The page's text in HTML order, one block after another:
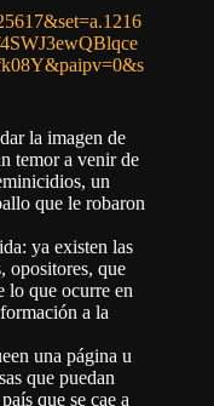
la imagen de
temor a venir de
un
que le robaron
ya existen las
opositores, que
lo que ocurre en
a la
una página u
que puedan
que se cae a